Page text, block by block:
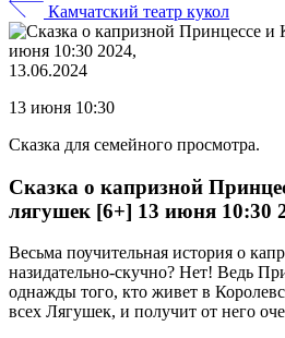
Камчатский театр кукол
13.06.2024
13 июня 10:30
Сказка для семейного просмотра.
Сказка о капризной
лягушек [6+] 13 июня 10:30
Весьма поучительная история о
назидательно-скучно? Нет! Ведь
однажды того, кто живет в
всех Лягушек, и получит от него